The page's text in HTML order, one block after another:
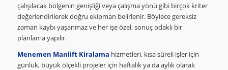
çalışılacak bölgenin genişliği veya çalışma yönü gibi birçok kriter
değerlendirilerek doğru ekipman belirlenir. Böylece gereksiz
zaman kaybı yaşanmaz ve her işe özel, sonuç odaklı bir
planlama yapılır.
Menemen Manlift Kiralama hizmetleri, kısa süreli işler için
günlük, büyük ölçekli projeler için haftalık ya da aylık olarak